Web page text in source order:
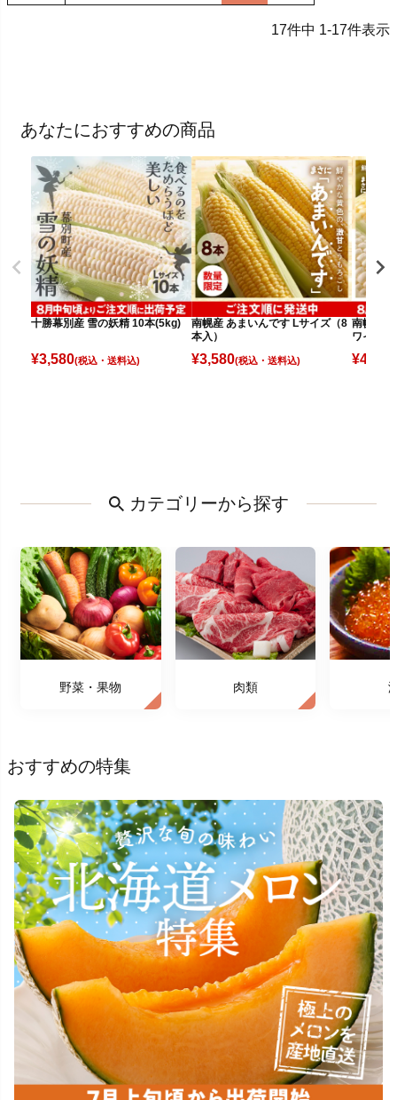
17件中 1-17件表示
あなたにおすすめの商品
十勝幕別産 雪の妖精 10本(5kg)
¥3,580(税込)
南幌産 あまいんです Lサイズ（8
本入）
¥3,580(税込)
南幌産
ワイト
¥4,080
カテゴリーから探す
野菜・果物 肉類
おすすめの特集